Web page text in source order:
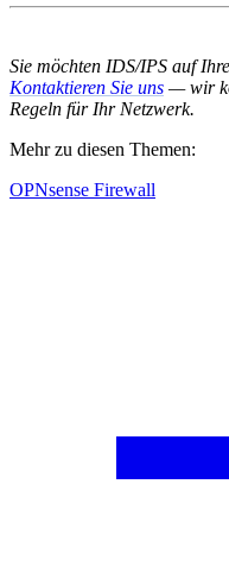
Sie möchten IDS/IPS auf
Kontaktieren Sie uns — wir
Regeln für Ihr Netzwerk.
Mehr zu diesen Themen:
OPNsense Firewall